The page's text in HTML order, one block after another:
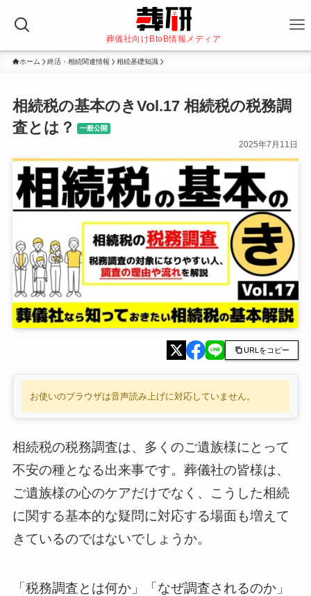
葬儀社向けBtoB情報メディア
ホーム 終活・相続関連情報 相続基礎知識
相続税の基本のきVol.17 相続税の税務調
査とは？
一般公開
2025年7月11日
URLをコピー
お使いのブラウザは音声読み上げに対応していません。
相続税の税務調査は、多くのご遺族様にとって
不安の種となる出来事です。葬儀社の皆様は、
ご遺族様の心のケアだけでなく、こうした相続
に関する基本的な疑問に対応する場面も増えて
きているのではないでしょうか。
「税務調査とは何か」「なぜ調査されるのか」